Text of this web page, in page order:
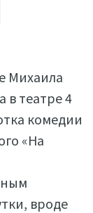
Михаила
в театре 4
комедии
«На
вроде